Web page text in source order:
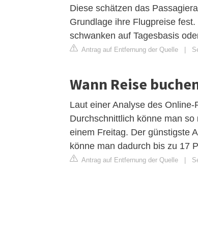
Diese schätzen das
Grundlage ihre Flugpreise
schwanken auf Tagesbasis
Antrag auf Entfernung der Quelle |
Wann Reise
Laut einer Analyse des
Durchschnittlich könne man
einem Freitag. Der günstigste
könne man dadurch bis zu 17
Antrag auf Entfernung der Quelle |